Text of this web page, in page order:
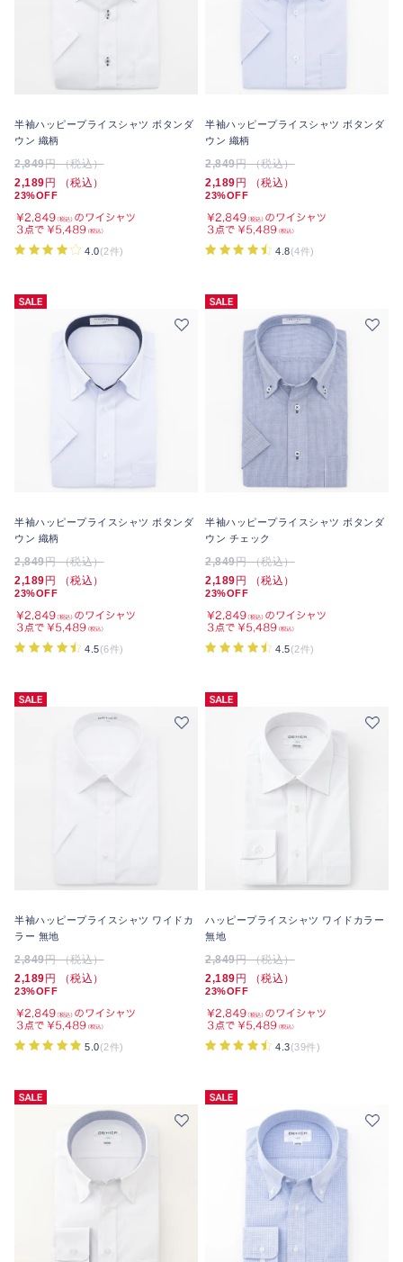
半袖ハッピープライスシャツ ボタンダ
ウン 織柄
2,849円 （税込）
2,189円 （税込）
23%OFF
4.0(2件)
半袖ハッピープライスシャツ ボタンダ
ウン 織柄
2,849円 （税込）
2,189円 （税込）
23%OFF
4.8(4件)
半袖ハッピープライスシャツ ボタンダ
ウン 織柄
2,849円 （税込）
2,189円 （税込）
23%OFF
4.5(6件)
半袖ハッピープライスシャツ ボタンダ
ウン チェック
2,849円 （税込）
2,189円 （税込）
23%OFF
4.5(2件)
半袖ハッピープライスシャツ ワイドカ
ラー 無地
2,849円 （税込）
2,189円 （税込）
23%OFF
5.0(2件)
ハッピープライスシャツ ワイドカラー
無地
2,849円 （税込）
2,189円 （税込）
23%OFF
4.3(39件)